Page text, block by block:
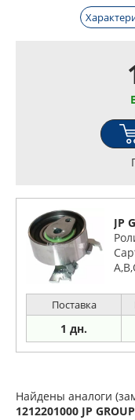
JP
Поставка
1 дн.
Найдены аналоги
1212201000 JP GROUP